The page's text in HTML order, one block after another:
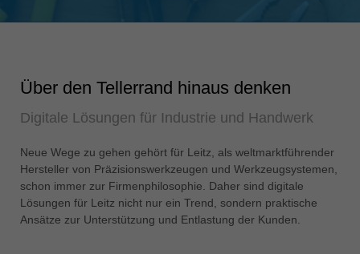
Suomi
english
Türkiye
USA
english
Việt Nam
Über den Tellerrand hinaus denken
Digitale Lösungen für Industrie und Handwerk
Neue Wege zu gehen gehört für Leitz, als weltmarktführender
Hersteller von Präzisionswerkzeugen und Werkzeugsystemen,
schon immer zur Firmenphilosophie. Daher sind digitale
Lösungen für Leitz nicht nur ein Trend, sondern praktische
Ansätze zur Unterstützung und Entlastung der Kunden.